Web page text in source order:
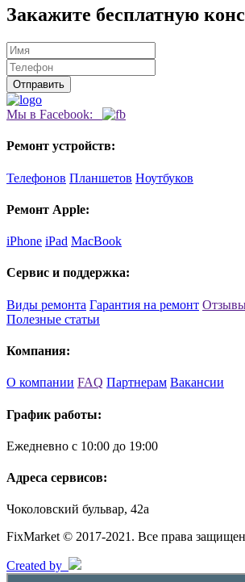
Закажите бесплатную
Мы в Facebook:
Ремонт устройств:
Телефонов Планшетов Ноутбуков
Ремонт Apple:
iPhone iPad MacBook
Сервис и поддержка:
Виды ремонта Гарантия на ремонт
Полезные статьи
Компания:
О компании FAQ Партнерам Вакансии
График работы:
Ежедневно с 10:00 до 19:00
Адреса сервисов:
Чоколовский бульвар, 42а
FixMarket © 2017-2021. Все права
Created by